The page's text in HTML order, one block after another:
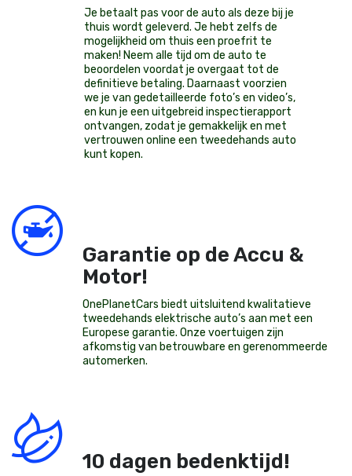
Je betaalt pas voor de auto als deze bij je
thuis wordt geleverd. Je hebt zelfs de
mogelijkheid om thuis een proefrit te
maken! Neem alle tijd om de auto te
beoordelen voordat je overgaat tot de
definitieve betaling. Daarnaast voorzien
we je van gedetailleerde foto’s en video’s,
en kun je een uitgebreid inspectierapport
ontvangen, zodat je gemakkelijk en met
vertrouwen online een tweedehands auto
kunt kopen.
Garantie op de Accu &
Motor!
OnePlanetCars biedt uitsluitend kwalitatieve
tweedehands elektrische auto’s aan met een
Europese garantie. Onze voertuigen zijn
afkomstig van betrouwbare en gerenommeerde
automerken.
10 dagen bedenktijd!